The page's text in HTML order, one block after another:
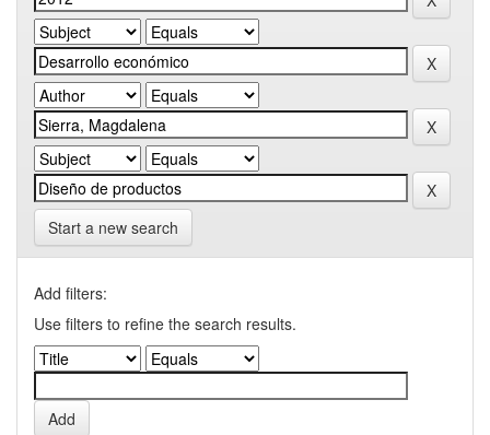
Start a new search
Add filters:
Use filters to refine the search results.